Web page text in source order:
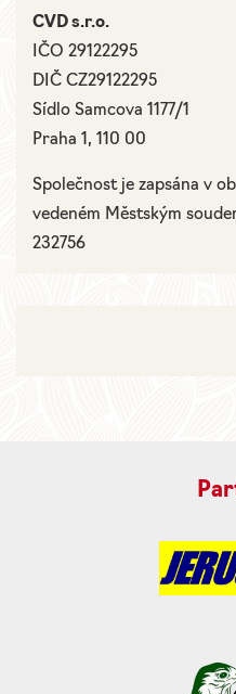
CVD s.r.o.
IČO 29122295
DIČ CZ29122295
Sídlo Samcova 1177/1
Praha 1, 110 00
Společnost je zapsána v
vedeném Městským
232756